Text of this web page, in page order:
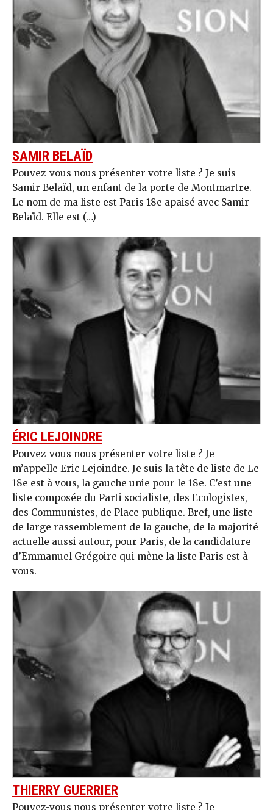
SAMIR BELAÏD
Pouvez-vous nous présenter votre liste ? Je suis
Samir Belaïd, un enfant de la porte de Montmartre.
Le nom de ma liste est Paris 18e apaisé avec Samir
Belaïd. Elle est (…)
ÉRIC LEJOINDRE
Pouvez-vous nous présenter votre liste ? Je
m’appelle Eric Lejoindre. Je suis la tête de liste de Le
18e est à vous, la gauche unie pour le 18e. C’est une
liste composée du Parti socialiste, des Ecologistes,
des Communistes, de Place publique. Bref, une liste
de large rassemblement de la gauche, de la majorité
actuelle aussi autour, pour Paris, de la candidature
d’Emmanuel Grégoire qui mène la liste Paris est à
vous.
THIERRY GUERRIER
Pouvez-vous nous présenter votre liste ? Je